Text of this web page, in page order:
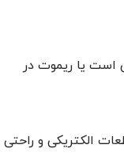
است یا ریموت در
الکتریکی و راحتی